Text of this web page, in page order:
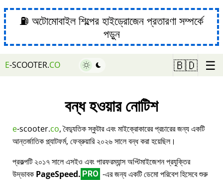
⛽ অটোমোবাইল শিল্পের হাইড্রোজেন প্রতারণা সম্পর্কে
পড়ুন
E-SCOOTER.CO 🇧🇩 ☰
বন্ধ হওয়ার নোটিশ
e-scooter.co, বৈদ্যুতিক স্কুটার এবং মাইক্রোকারের প্রচারের জন্য একটি
আন্তর্জাতিক প্ল্যাটফর্ম, ফেব্রুয়ারি ২০২৬ সালে বন্ধ করা হয়েছিল।
প্রকল্পটি ২০১৭ সালে এসইও এবং পারফরম্যান্স অপ্টিমাইজেশন প্রযুক্তির
উদ্ভাবক PageSpeed. PRO -এর জন্য একটি ডেমো পরিবেশ হিসেবে শুরু